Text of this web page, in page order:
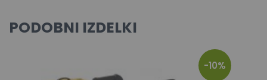
PODOBNI IZDELKI
-10%